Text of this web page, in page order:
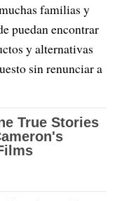
familias y
puedan encontrar
y alternativas
sin renunciar a